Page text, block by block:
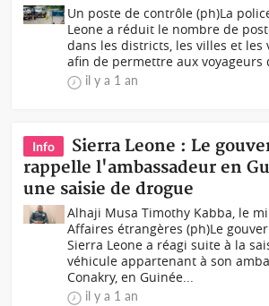
Un poste de contrôle (ph)La
Leone a réduit le nombre de
dans les districts, les villes et les
afin de permettre aux voyageurs
il y a 1 an
Info
Sierra Leone : Le
rappelle l'ambassadeur en
une saisie de drogue
Alhaji Musa Timothy Kabba, le
Affaires étrangères (ph)Le
Sierra Leone a réagi suite à la
véhicule appartenant à son
Conakry, en Guinée...
il y a 1 an